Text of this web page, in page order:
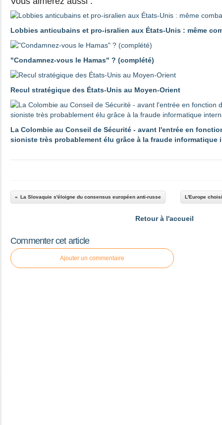
Lobbies anticubains et pro-isralien aux États-Unis : même
"Condamnez-vous le Hamas" ? (complété)
Recul stratégique des États-Unis au Moyen-Orient
La Colombie au Conseil de Sécurité - avant l'entrée en
sioniste très probablement élu grâce à la fraude informatique
La Slovaquie s'éloigne du consensus européen anti-russe L'Europe
Retour à l'accueil
Commenter cet article
Ajouter un commentaire